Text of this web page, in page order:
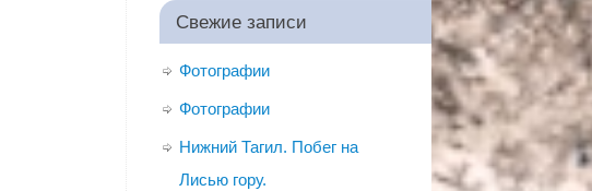
Свежие записи
Фотографии
Фотографии
Нижний Тагил. Побег на
Лисью гору.